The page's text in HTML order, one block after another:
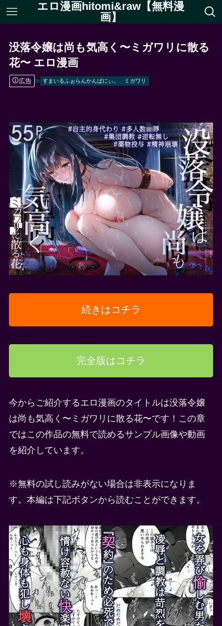
エロ漫画hitomi&raw【無料漫
画】
没落令嬢は尚も気高く〜ミガワリに散る
花〜 エロ漫画
広告 すまいるふぉらんかんぱにぃ。 ミガワリ
続きはコチラ
完全版はコチラ
今からご紹介するエロ漫画のタイトルは没落令嬢
は尚も気高く〜ミガワリに散る花〜です！この章
ではこの作品の無料で読めるサンプル画像や動画
を紹介しています。
※無料の試し読みがない場合は非表示になりま
す。本編は下記ボタンから読むことができます。